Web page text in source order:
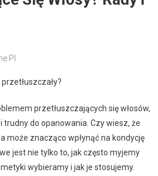
przetłuszczających się włosów,
do opanowania. Czy wiesz, że
może znacząco wpłynąć na kondycję
jest nie tylko to, jak często myjemy
wybieramy i jak je stosujemy.